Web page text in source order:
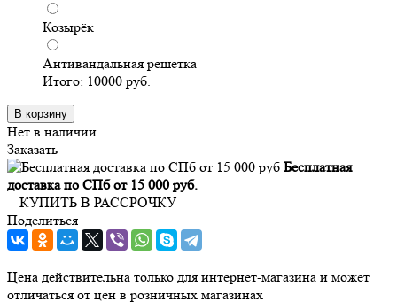
Козырёк
Антивандальная решетка
Итого: 10000 руб.
В корзину
Нет в наличии
Заказать
Бесплатная
доставка по СПб от 15 000 руб.
КУПИТЬ В РАССРОЧКУ
Поделиться
Цена действительна только для интернет-магазина и может
отличаться от цен в розничных магазинах